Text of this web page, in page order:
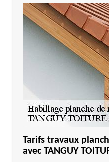
Tarifs travaux
avec TANGUY